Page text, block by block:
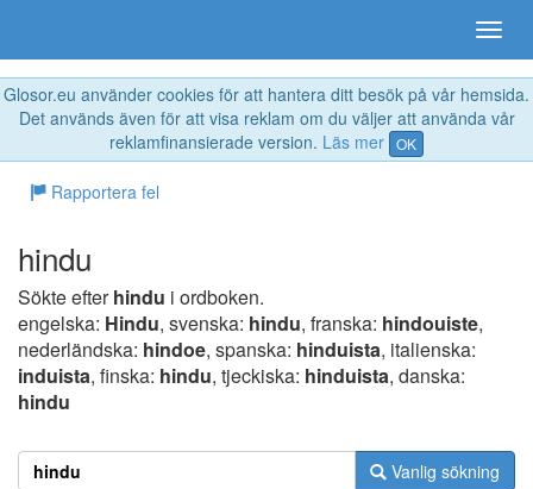
Glosor.eu använder cookies för att hantera ditt besök på vår hemsida.
Det används även för att visa reklam om du väljer att använda vår
reklamfinansierade version. Läs mer OK
Rapportera fel
hindu
Sökte efterhindu i ordboken.
engelska: Hindu, svenska: hindu, franska: hindouiste,
nederländska: hindoe, spanska: hinduista, italienska:
induista, finska: hindu, tjeckiska: hinduista, danska:
hindu
Vanlig sökning